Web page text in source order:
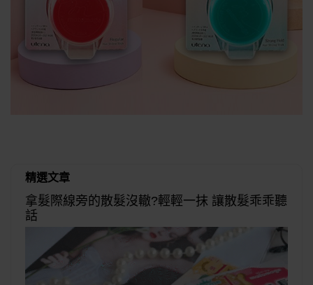
精選文章
拿髮際線旁的散髮沒轍?輕輕一抹 讓散髮乖乖聽
話